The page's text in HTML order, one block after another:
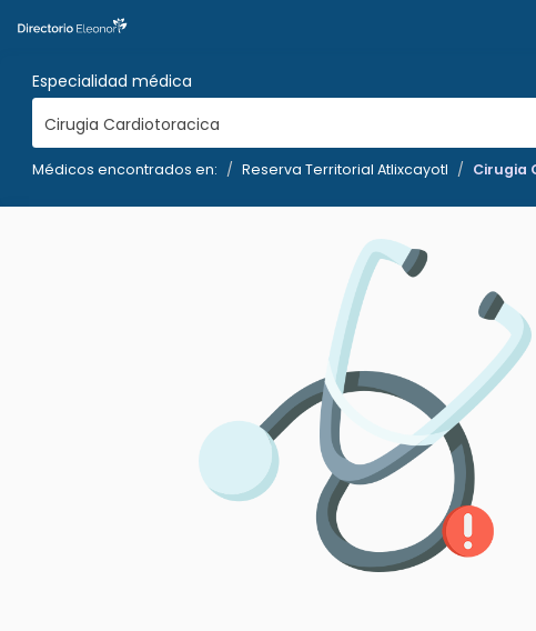
Especialidad médica
Cirugia Cardiotoracica
Médicos encontrados en: Reserva Territorial Atlixcayotl Cirugia